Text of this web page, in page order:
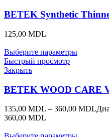
BETEK Synthetic
125,00 MDL
Выберите параметры
Быстрый просмотр
Закрыть
BETEK WOOD CARE
135,00 MDL – 360,00 MDL
360,00 MDL